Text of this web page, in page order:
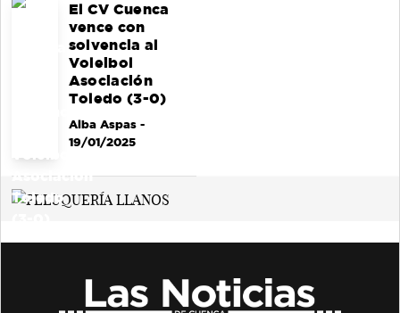
El CV Cuenca
vence con
solvencia al
Voleibol
Asociación
Toledo (3-0)
Alba Aspas-
19/01/2025